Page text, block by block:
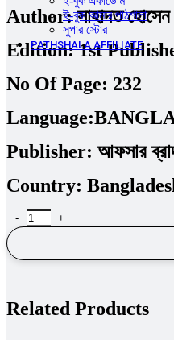
ই-বুক আমার পাঠশালা
সুপার ‍স্টোর
PATHSHALA AFFILIATE
Author:সাহাদত হোসেন
Edition:1st
No Of Page: 232
Language:
Publisher: আফসার
Country:
Related Products